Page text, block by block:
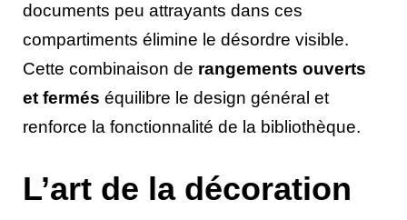
documents peu attrayants dans ces
compartiments élimine le désordre visible.
Cette combinaison de rangements ouverts
et fermés équilibre le design général et
renforce la fonctionnalité de la bibliothèque.
L’art de la décoration